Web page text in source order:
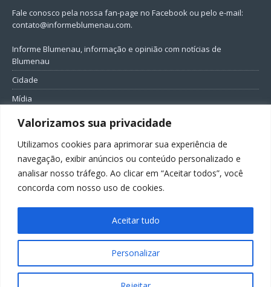
Valorizamos sua privacidade
Utilizamos cookies para aprimorar sua experiência de
navegação, exibir anúncios ou conteúdo personalizado e
analisar nosso tráfego. Ao clicar em “Aceitar todos”, você
concorda com nosso uso de cookies.
Personalizar
Aceitar tudo
Fale conosco pela nossa fan-page no Facebook ou pelo e-mail:
contato@informeblumenau.com.
Informe Blumenau, informação e opinião com notícias de
Blumenau
Cidade
Mídia
Entretenimento
Política
FIQUE CONECTADO
Todos os direitos reservados ao Informe Blumenau